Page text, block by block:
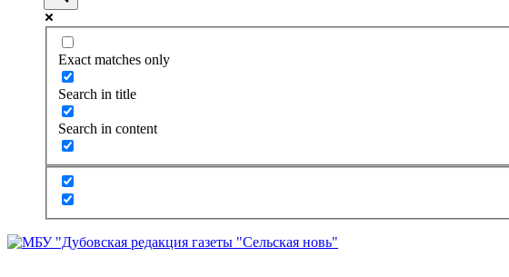
Exact matches only
Search in title
Search in content